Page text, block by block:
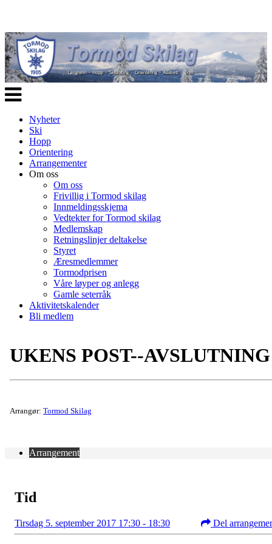
Veksle
navigasjon
Nyheter
Ski
Hopp
Orientering
Arrangementer
Om oss
Om oss
Frivillig i Tormod skilag
Innmeldingsskjema
Vedtekter for Tormod skilag
Medlemskap
Retningslinjer deltakelse
Styret
Æresmedlemmer
Tormodprisen
Våre løyper og anlegg
Gamle seterråk
Aktivitetskalender
Bli medlem
UKENS POST--AVSLUTNING
Arrangør: Tormod Skilag
Arrangement
Tid
Tirsdag 5. september 2017 17:30 - 18:30 Del